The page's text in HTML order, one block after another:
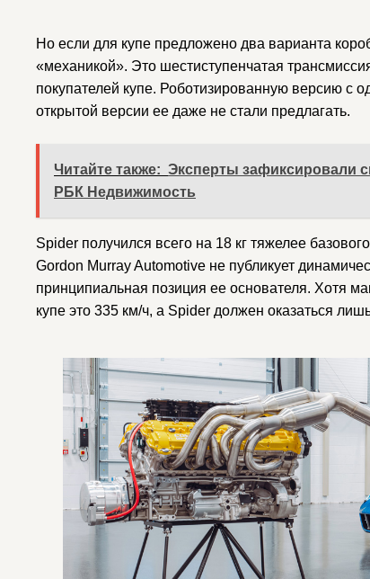
Но если для купе предложено два варианта
«механикой». Это шестиступенчатая
покупателей купе. Роботизированную версию с
открытой версии ее даже не стали предлагать.
Читайте также: Эксперты зафиксировали
РБК Недвижимость
Spider получился всего на 18 кг тяжелее
Gordon Murray Automotive не публикует
принципиальная позиция ее основателя. Хотя
купе это 335 км/ч, а Spider должен оказаться